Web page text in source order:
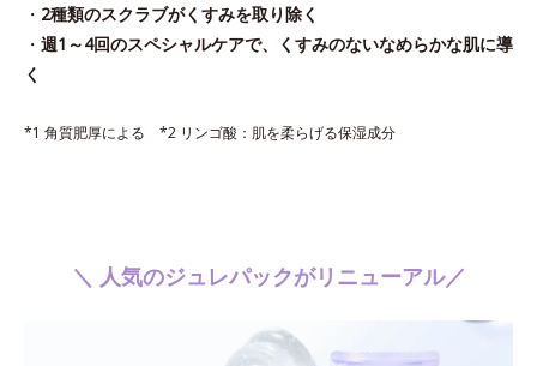
・ 2種類のスクラブがくすみを取り除く
・ 週1～4回のスペシャルケアで、くすみのないなめらかな肌に導
く
*1 角質肥厚による *2 リンゴ酸：肌を柔らげる保湿成分
＼ 人気のジュレパックがリニューアル／